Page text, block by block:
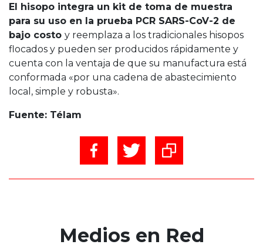
El hisopo integra un kit de toma de muestra
para su uso en la prueba PCR SARS-CoV-2 de
bajo costo y reemplaza a los tradicionales hisopos
flocados y pueden ser producidos rápidamente y
cuenta con la ventaja de que su manufactura está
conformada «por una cadena de abastecimiento
local, simple y robusta».
Fuente: Télam
Medios en Red